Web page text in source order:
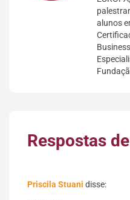
alunos
Respostas
Priscila Stuani disse: